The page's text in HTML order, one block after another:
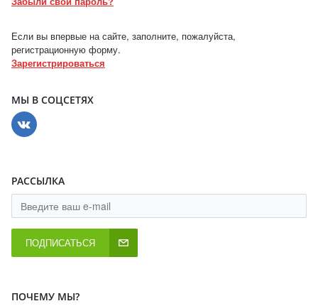
Если вы впервые на сайте, заполните, пожалуйста,
регистрационную форму.
Зарегистрироваться
МЫ В СОЦСЕТЯХ
РАССЫЛКА
ПОДПИСАТЬСЯ
ПОЧЕМУ МЫ?